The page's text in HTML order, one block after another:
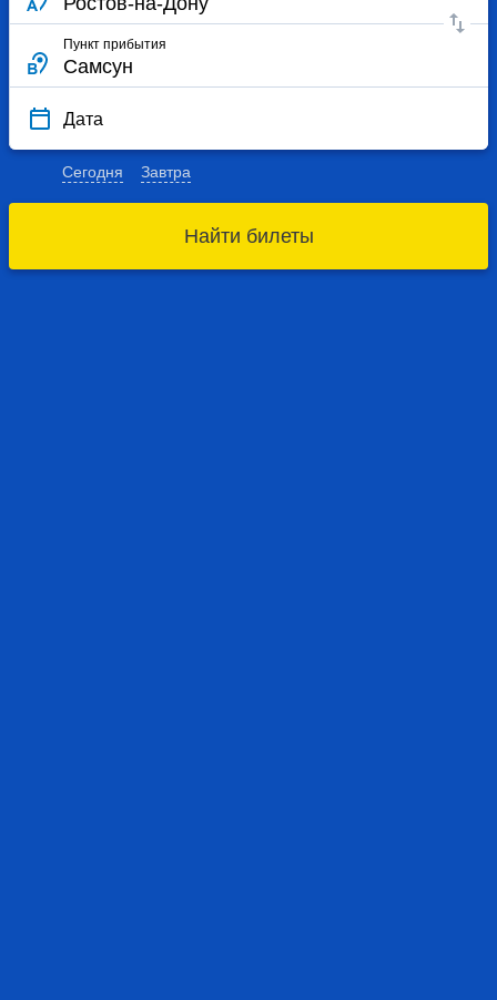
Пункт прибытия
Дата
Сегодня Завтра
Найти билеты